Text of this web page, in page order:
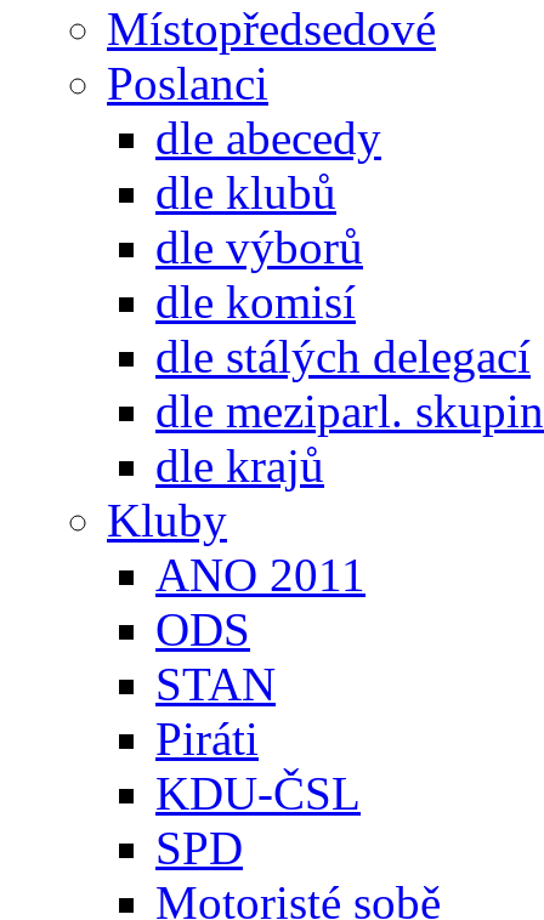
Místopředsedové
Poslanci
dle abecedy
dle klubů
dle výborů
dle komisí
dle stálých delegací
dle meziparl. skupin
dle krajů
Kluby
ANO 2011
ODS
STAN
Piráti
KDU-ČSL
SPD
Motoristé sobě